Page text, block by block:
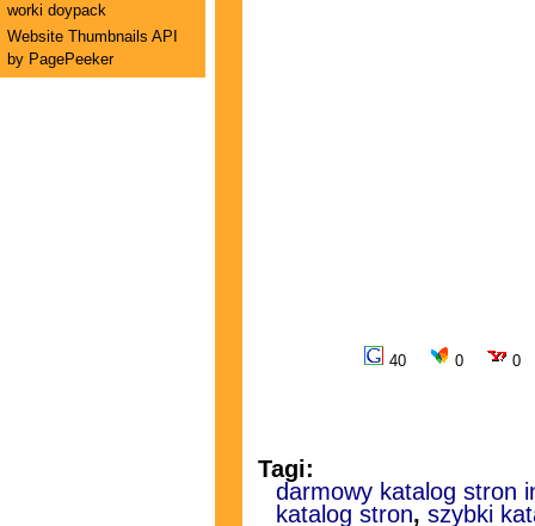
worki doypack
Website Thumbnails API
by PagePeeker
40 0 0
Tagi:
darmowy katalog stron
katalog stron, szybki